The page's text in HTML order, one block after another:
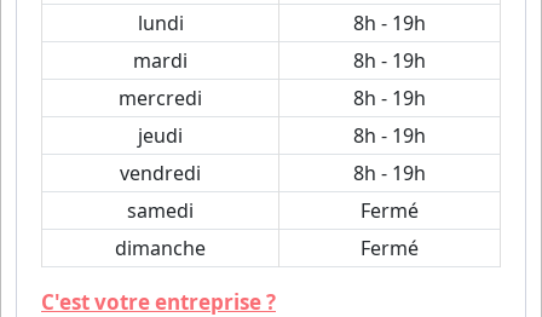
lundi
8h - 19h
mardi
8h - 19h
mercredi
8h - 19h
jeudi
8h - 19h
vendredi
8h - 19h
samedi
Fermé
dimanche
Fermé
C'est votre entreprise ?